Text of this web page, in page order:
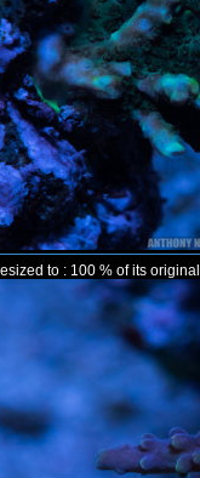
to : 100 % of its